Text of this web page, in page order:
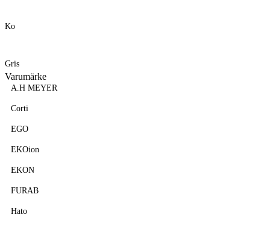
Ko
Gris
Varumärke
A.H MEYER
Corti
EGO
EKOion
EKON
FURAB
Hato